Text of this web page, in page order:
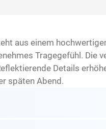
aus einem
Tragegefühl.
Details
späten Abend.